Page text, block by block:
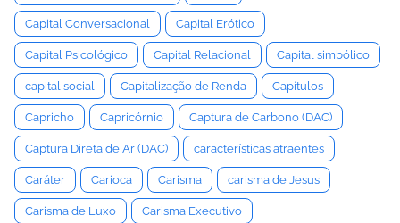
Capital Conversacional Capital Erótico
Capital Psicológico Capital Relacional Capital simbólico
capital social Capitalização de Renda Capítulos
Capricho Capricórnio Captura de Carbono (DAC)
Captura Direta de Ar (DAC) características atraentes
Caráter Carioca Carisma carisma de Jesus
Carisma de Luxo Carisma Executivo